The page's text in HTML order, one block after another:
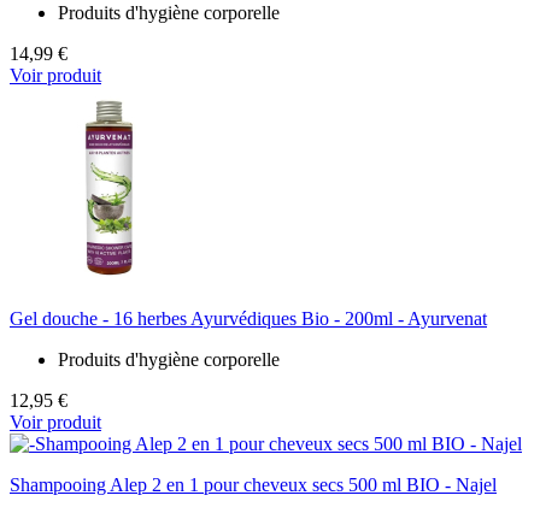
Produits d'hygiène corporelle
14,99 €
Voir produit
Gel douche - 16 herbes Ayurvédiques Bio - 200ml - Ayurvenat
Produits d'hygiène corporelle
12,95 €
Voir produit
Shampooing Alep 2 en 1 pour cheveux secs 500 ml BIO - Najel